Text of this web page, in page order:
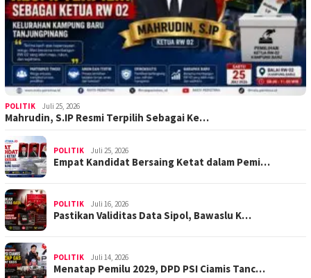
POLITIK Juli 25, 2026
Mahrudin, S.IP Resmi Terpilih Sebagai Ke…
POLITIK Juli 25, 2026
Empat Kandidat Bersaing Ketat dalam Pemi…
POLITIK Juli 16, 2026
Pastikan Validitas Data Sipol, Bawaslu K…
POLITIK Juli 14, 2026
Menatap Pemilu 2029, DPD PSI Ciamis Tanc…